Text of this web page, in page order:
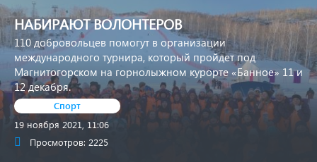
НАБИРАЮТ ВОЛОНТЕРОВ
110 добровольцев помогут в организации
международного турнира, который пройдет под
Магнитогорском на горнолыжном курорте «Банное» 11 и
12 декабря.
Спорт
19 ноября 2021, 11:06
Просмотров: 2225